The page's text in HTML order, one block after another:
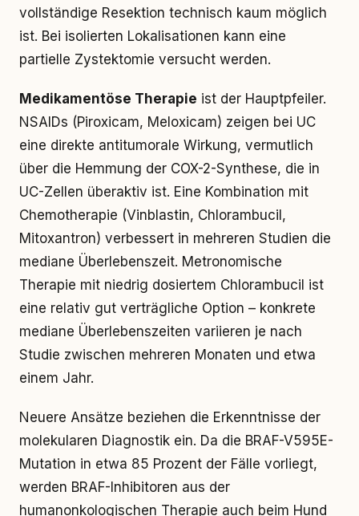
vollständige Resektion technisch kaum möglich
ist. Bei isolierten Lokalisationen kann eine
partielle Zystektomie versucht werden.
Medikamentöse Therapie ist der Hauptpfeiler.
NSAIDs (Piroxicam, Meloxicam) zeigen bei UC
eine direkte antitumorale Wirkung, vermutlich
über die Hemmung der COX-2-Synthese, die in
UC-Zellen überaktiv ist. Eine Kombination mit
Chemotherapie (Vinblastin, Chlorambucil,
Mitoxantron) verbessert in mehreren Studien die
mediane Überlebenszeit. Metronomische
Therapie mit niedrig dosiertem Chlorambucil ist
eine relativ gut verträgliche Option – konkrete
mediane Überlebenszeiten variieren je nach
Studie zwischen mehreren Monaten und etwa
einem Jahr.
Neuere Ansätze beziehen die Erkenntnisse der
molekularen Diagnostik ein. Da die BRAF-V595E-
Mutation in etwa 85 Prozent der Fälle vorliegt,
werden BRAF-Inhibitoren aus der
humanonkologischen Therapie auch beim Hund